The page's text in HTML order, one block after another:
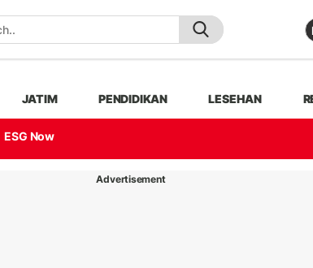
JATIM PENDIDIKAN LESEHAN
ESG Now
Advertisement